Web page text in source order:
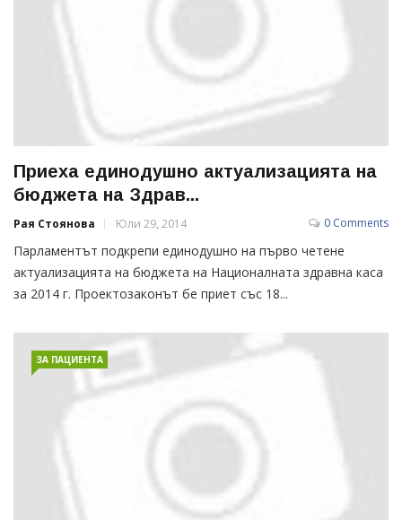
Приеха единодушно актуализацията на
бюджета на Здрав...
Рая Стоянова Юли 29, 2014 0 Comments
Парламентът подкрепи единодушно на първо четене
актуализацията на бюджета на Националната здравна каса
за 2014 г. Проектозаконът бе приет със 18...
ЗА ПАЦИЕНТА